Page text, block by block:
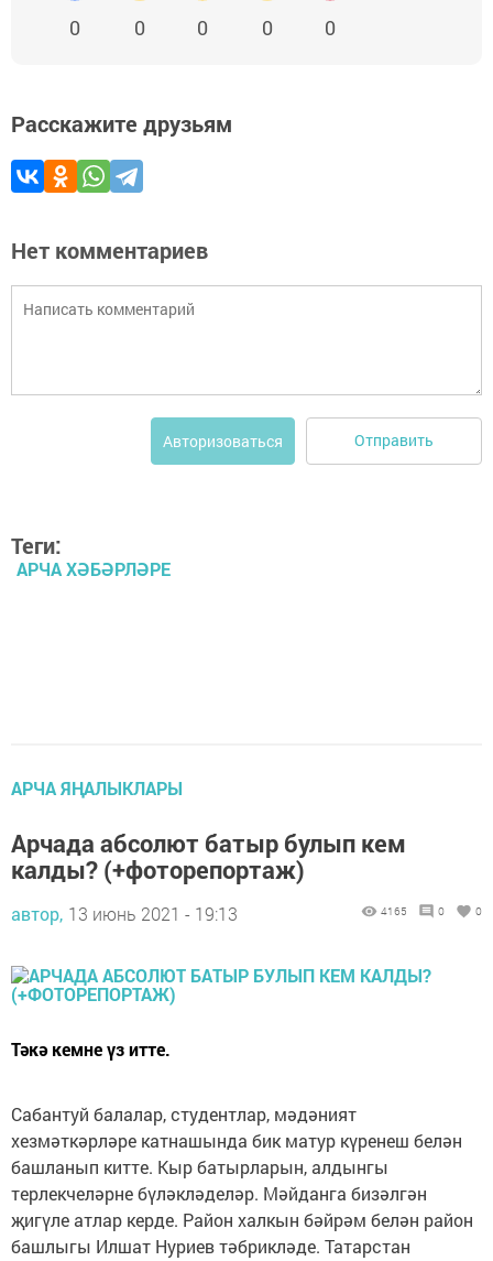
0 0 0 0 0
Расскажите друзьям
Нет комментариев
Авторизоваться Отправить
Теги:
АРЧА ХӘБӘРЛӘРЕ
АРЧА ЯҢАЛЫКЛАРЫ
Арчада абсолют батыр булып кем
калды? (+фоторепортаж)
автор, 13 июнь 2021 - 19:13 4165 0 0
Тәкә кемне үз итте.
Сабантуй балалар, студентлар, мәдәният
хезмәткәрләре катнашында бик матур күренеш белән
башланып китте. Кыр батырларын, алдынгы
терлекчеләрне бүләкләделәр. Мәйданга бизәлгән
җигүле атлар керде. Район халкын бәйрәм белән район
башлыгы Илшат Нуриев тәбрикләде. Татарстан